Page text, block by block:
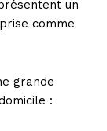
un
comme
grande
: